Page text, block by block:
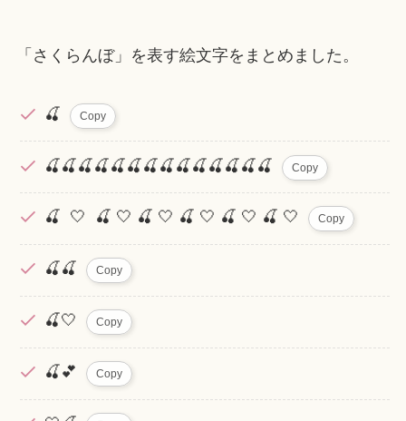
「さくらんぼ」を表す絵文字をまとめました。
🍒 Copy
🍒🍒🍒🍒🍒🍒🍒🍒🍒🍒🍒🍒🍒🍒 Copy
🍒 ‎🤍 🍒 ‎🤍 🍒‎ 🤍 🍒 🤍 🍒 ‎🤍 🍒 ‎🤍 Copy
🍒🍒 Copy
🍒🤍 Copy
🍒💕 Copy